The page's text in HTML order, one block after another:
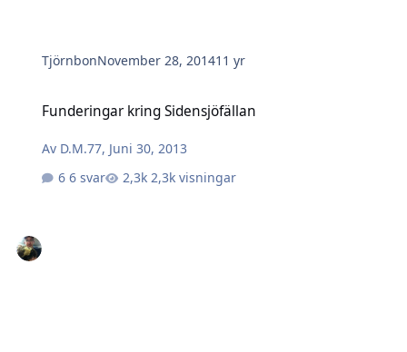
TjörnbonNovember 28, 201411 yr
Funderingar kring Sidensjöfällan
Av D.M.77, Juni 30, 2013
6 svar
2,3k visningar